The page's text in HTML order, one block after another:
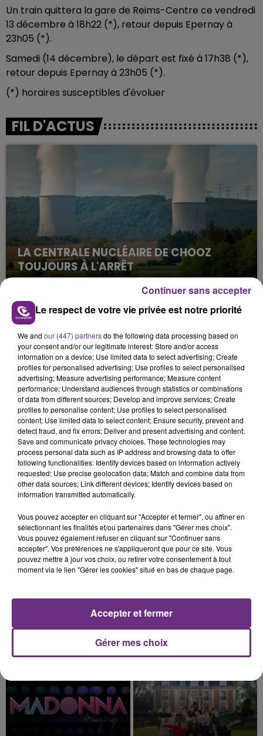
Un train quittera la gare de Reims-Centre ce vendredi
13 décembre à 18h22 (*), retour depuis Epernay à
23h05 (*).
Samedi (14 décembre), le départ est fixé à 17h38 (*),
retour depuis Epernay à 23h05 (*).
(*) horaires susceptibles d'évoluer
FIL D'ACTUS
LA CENTRALE NUCLÉAIRE DE CHOOZ
TOUJOURS À L'ARRÊT
Cela fait déjà une semaine que la centrale
nucléaire ardennaise est à l'arrêt. Une situation
justifiée par la sécheresse intense qui est toujours
présente.
LE MAGASIN JOUÉCLUB DE REIMS FERME
SES PORTES
C'était l'une des institutions du centre-ville
rémois. Le magasin JouéClub est contraint de
fermer ses portes.
TITRES DIFFUSÉS
Fire Meet Gasoline Frerot
3h17
3h17 3h14
3h14
Le respect de votre vie privée est notre priorité
We and our (447) partnersdo the following data processing based on
your consent and/or our legitimate interest: Store and/or access
information on a device; Use limited data to select advertising; Create
profiles for personalised advertising; Use profiles to select personalised
advertising; Measure advertising performance; Measure content
performance; Understand audiences through statistics or combinations
of data from different sources; Develop and improve services; Create
profiles to personalise content; Use profiles to select personalised
content; Use limited data to select content; Ensure security, prevent and
detect fraud, and fix errors; Deliver and present advertising and content;
Save and communicate privacy choices. These technologies may
process personal data such as IP address and browsing data to offer
following functionalities: Identify devices based on information actively
requested; Use precise geolocation data; Match and combine data from
other data sources; Link different devices; Identify devices based on
information transmitted automatically.
Vous pouvez accepter en cliquant sur "Accepter et fermer", ou affiner en
sélectionnant les finalités et/ou partenaires dans "Gérer mes choix".
Vous pouvez également refuser en cliquant sur "Continuer sans
accepter". Vos préférences ne s'appliqueront que pour ce site. Vous
pouvez mettre à jour vos choix, ou retirer votre consentement à tout
moment via le lien "Gérer les cookies" situé en bas de chaque page.
Gérer mes choix
Accepter et fermer
Continuer sans accepter